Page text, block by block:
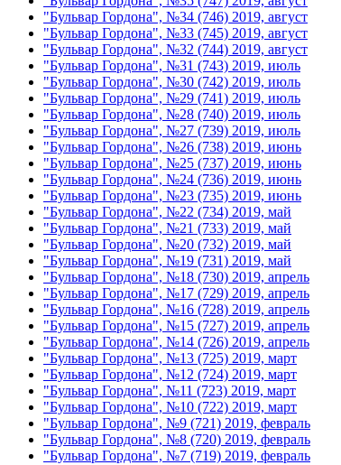
"Бульвар Гордона", №34 (746) 2019, август
"Бульвар Гордона", №33 (745) 2019, август
"Бульвар Гордона", №32 (744) 2019, август
"Бульвар Гордона", №31 (743) 2019, июль
"Бульвар Гордона", №30 (742) 2019, июль
"Бульвар Гордона", №29 (741) 2019, июль
"Бульвар Гордона", №28 (740) 2019, июль
"Бульвар Гордона", №27 (739) 2019, июль
"Бульвар Гордона", №26 (738) 2019, июнь
"Бульвар Гордона", №25 (737) 2019, июнь
"Бульвар Гордона", №24 (736) 2019, июнь
"Бульвар Гордона", №23 (735) 2019, июнь
"Бульвар Гордона", №22 (734) 2019, май
"Бульвар Гордона", №21 (733) 2019, май
"Бульвар Гордона", №20 (732) 2019, май
"Бульвар Гордона", №19 (731) 2019, май
"Бульвар Гордона", №18 (730) 2019, апрель
"Бульвар Гордона", №17 (729) 2019, апрель
"Бульвар Гордона", №16 (728) 2019, апрель
"Бульвар Гордона", №15 (727) 2019, апрель
"Бульвар Гордона", №14 (726) 2019, апрель
"Бульвар Гордона", №13 (725) 2019, март
"Бульвар Гордона", №12 (724) 2019, март
"Бульвар Гордона", №11 (723) 2019, март
"Бульвар Гордона", №10 (722) 2019, март
"Бульвар Гордона", №9 (721) 2019, февраль
"Бульвар Гордона", №8 (720) 2019, февраль
"Бульвар Гордона", №7 (719) 2019, февраль